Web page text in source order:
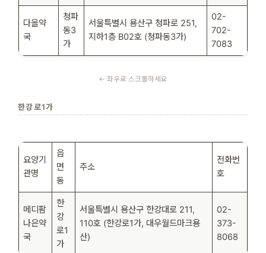
다올약
국
청파
동3
가
서울특별시 용산구 청파로 251,
지하1층 B02호 (청파동3가)
02-
702-
7083
한강로1가
요양기
관명
읍
면
동
주소
전화번
호
메디팜
나은약
국
한
강
로1
가
서울특별시 용산구 한강대로 211,
110호 (한강로1가, 대우월드마크용
산)
02-
373-
8068